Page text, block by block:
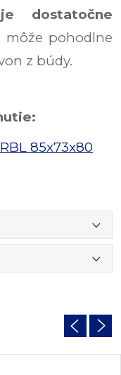
je dostatočne
pohodlne
z búdy.
85x73x80